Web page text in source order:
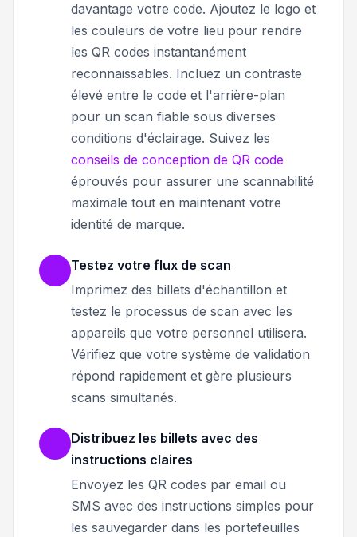
davantage votre code. Ajoutez le logo et
les couleurs de votre lieu pour rendre
les QR codes instantanément
reconnaissables. Incluez un contraste
élevé entre le code et l'arrière-plan
pour un scan fiable sous diverses
conditions d'éclairage. Suivez les
conseils de conception de QR code
éprouvés pour assurer une scannabilité
maximale tout en maintenant votre
identité de marque.
Testez votre flux de scan
Imprimez des billets d'échantillon et
testez le processus de scan avec les
appareils que votre personnel utilisera.
Vérifiez que votre système de validation
répond rapidement et gère plusieurs
scans simultanés.
Distribuez les billets avec des
instructions claires
Envoyez les QR codes par email ou
SMS avec des instructions simples pour
les sauvegarder dans les portefeuilles